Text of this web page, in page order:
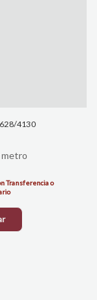
4130
Transferencia o